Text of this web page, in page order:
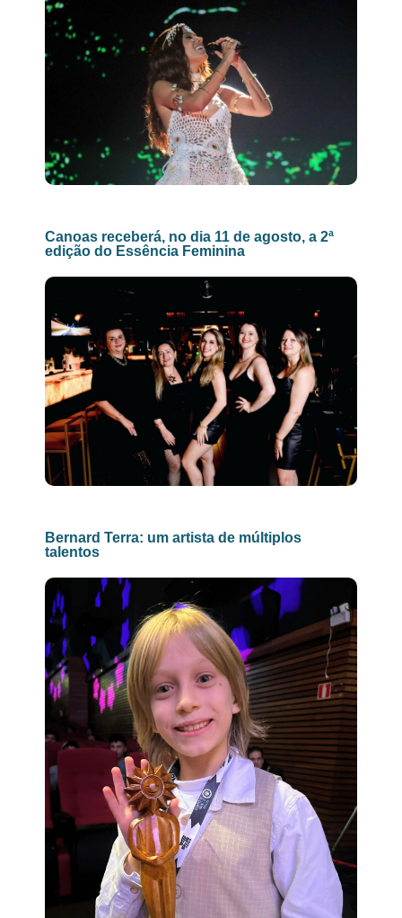
Canoas receberá, no dia 11 de agosto, a 2ª
edição do Essência Feminina
Bernard Terra: um artista de múltiplos
talentos